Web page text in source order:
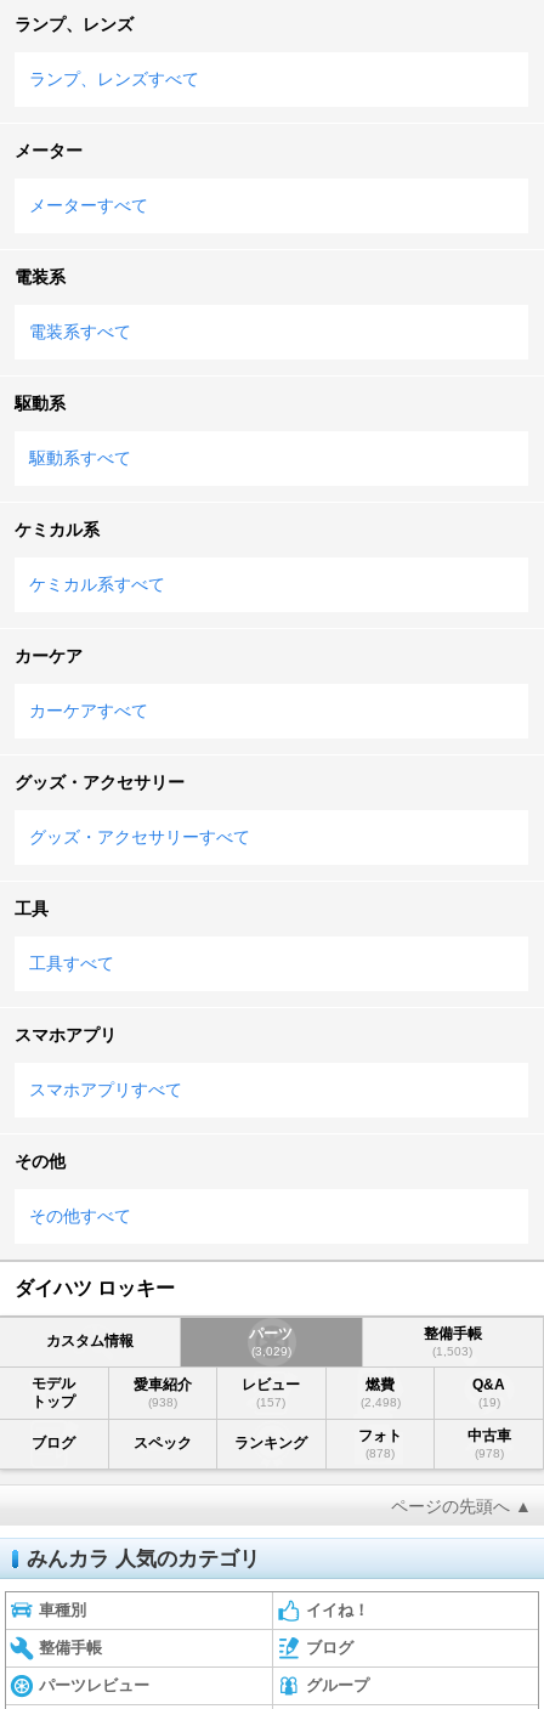
ランプ、レンズ
ランプ、レンズすべて
メーター
メーターすべて
電装系
電装系すべて
駆動系
駆動系すべて
ケミカル系
ケミカル系すべて
カーケア
カーケアすべて
グッズ・アクセサリー
グッズ・アクセサリーすべて
工具
工具すべて
スマホアプリ
スマホアプリすべて
その他
その他すべて
ダイハツ ロッキー
カスタム情報 パーツ
(3,029)
整備手帳
(1,503)
モデル
トップ
愛車紹介
(938)
レビュー
(157)
燃費
(2,498)
Q&A
(19)
ブログ スペック ランキング フォト
(878)
中古車
(978)
ページの先頭へ ▲
みんカラ 人気のカテゴリ
車種別 イイね！
整備手帳 ブログ
パーツレビュー グループ